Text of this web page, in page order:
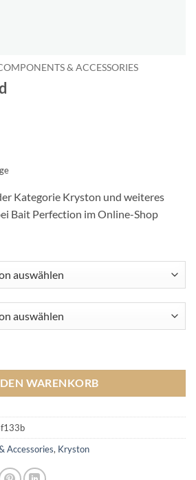
& ACCESSORIES
Kategorie Kryston und weiteres
Bait Perfection im Online-Shop
WARENKORB
Accessories, Kryston